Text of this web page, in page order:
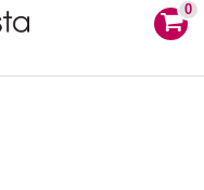
0